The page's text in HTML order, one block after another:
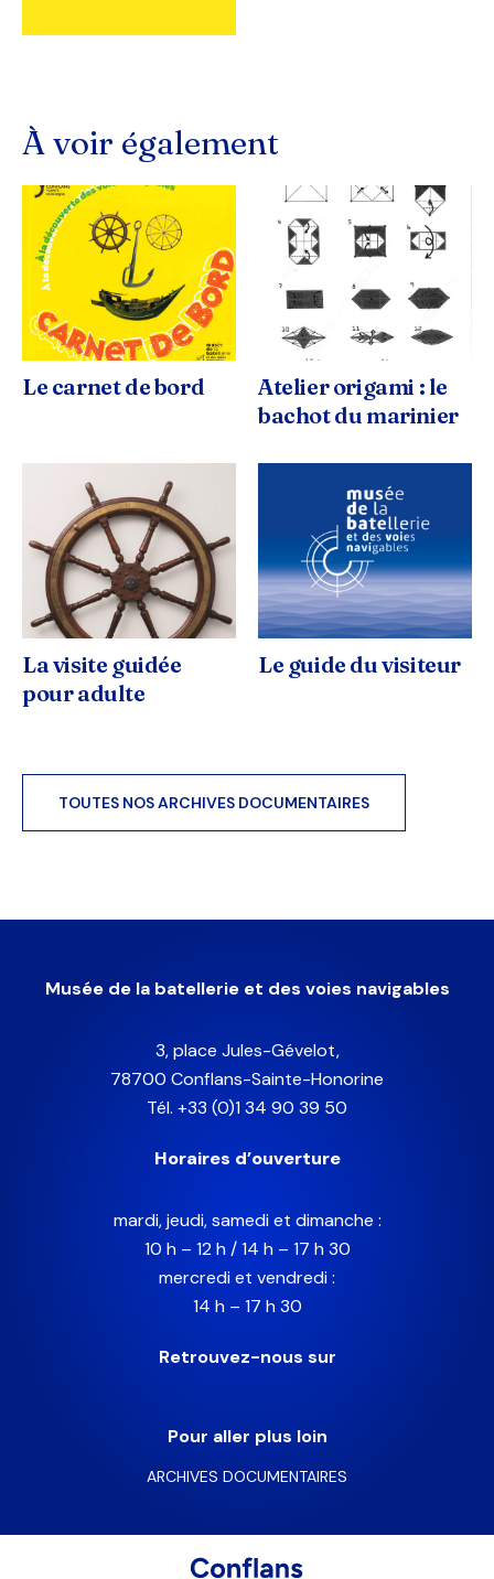
À voir également
Le carnet de bord
Atelier origami : le
bachot du marinier
La visite guidée
pour adulte
Le guide du visiteur
TOUTES NOS ARCHIVES DOCUMENTAIRES
Musée de la batellerie et des voies navigables
3, place Jules-Gévelot,
78700 Conflans-Sainte-Honorine
Tél. +33 (0)1 34 90 39 50
Horaires d’ouverture
mardi, jeudi, samedi et dimanche :
10 h – 12 h / 14 h – 17 h 30
mercredi et vendredi :
14 h – 17 h 30
Retrouvez-nous sur
Pour aller plus loin
ARCHIVES DOCUMENTAIRES